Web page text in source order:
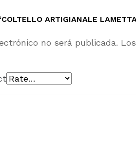
ARTIGIANALE
no será publicada.